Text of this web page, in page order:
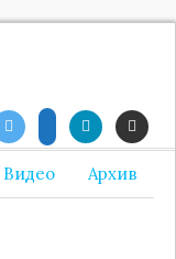
Видео Архив